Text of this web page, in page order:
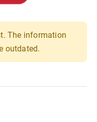
The information
outdated.